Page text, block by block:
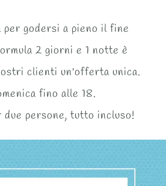
godersi a pieno il fine
2 giorni e 1 notte è
clienti un'offerta unica.
fino alle 18.
persone, tutto incluso!